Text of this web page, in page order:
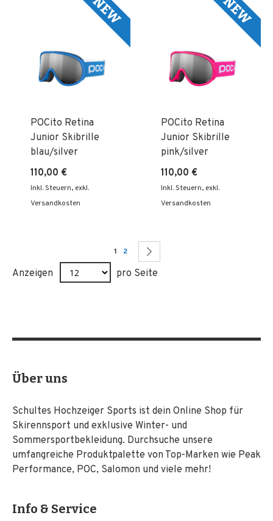
POCito Retina
Junior Skibrille
blau/silver
110,00 €
Inkl. Steuern, exkl.
Versandkosten
POCito Retina
Junior Skibrille
pink/silver
110,00 €
Inkl. Steuern, exkl.
Versandkosten
Seite
Sie lesen gerade Seite
1 Seite
2
Anzeigen pro Seite
Über uns
Schultes Hochzeiger Sports ist dein Online Shop für
Skirennsport und exklusive Winter- und
Sommersportbekleidung. Durchsuche unsere
umfangreiche Produktpalette von Top-Marken wie Peak
Performance, POC, Salomon und viele mehr!
Info & Service